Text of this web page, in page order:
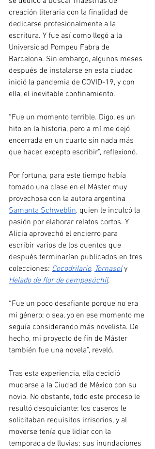
creación literaria con la finalidad de
dedicarse profesionalmente a la
escritura. Y fue así como llegó a la
Universidad Pompeu Fabra de
Barcelona. Sin embargo, algunos meses
después de instalarse en esta ciudad
inició la pandemia de COVID-19, y con
ella, el inevitable confinamiento.
“Fue un momento terrible. Digo, es un
hito en la historia, pero a mí me dejó
encerrada en un cuarto sin nada más
que hacer, excepto escribir”, reflexionó.
Por fortuna, para este tiempo había
tomado una clase en el Máster muy
provechosa con la autora argentina
Samanta Schweblin, quien le inculcó la
pasión por elaborar relatos cortos. Y
Alicia aprovechó el encierro para
escribir varios de los cuentos que
después terminarían publicados en tres
colecciones: Cocodrilario, Tornasol y
Helado de flor de cempasúchil.
“Fue un poco desafiante porque no era
mi género; o sea, yo en ese momento me
seguía considerando más novelista. De
hecho, mi proyecto de fin de Máster
también fue una novela”, reveló.
Tras esta experiencia, ella decidió
mudarse a la Ciudad de México con su
novio. No obstante, todo este proceso le
resultó desquiciante: los caseros le
solicitaban requisitos irrisorios, y al
moverse tenía que lidiar con la
temporada de lluvias; sus inundaciones